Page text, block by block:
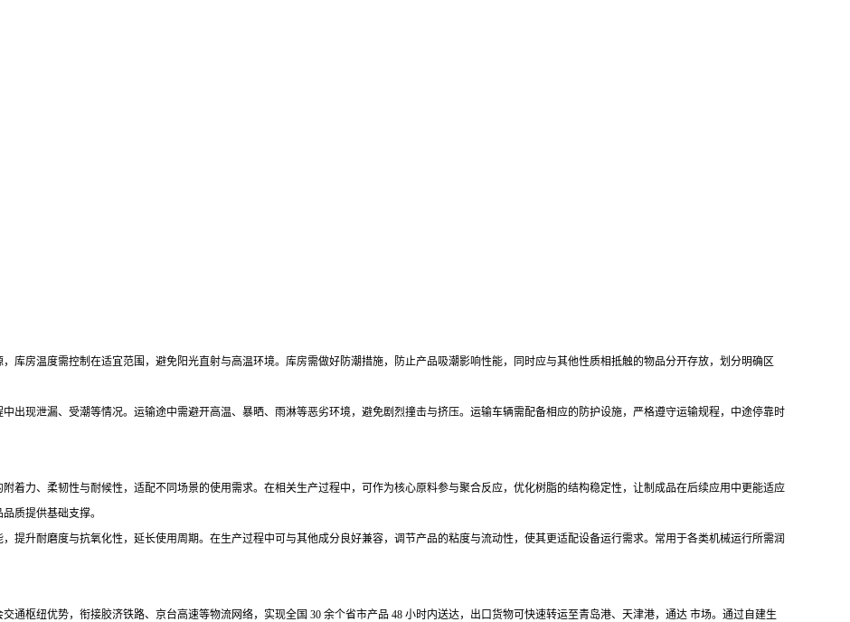
库房温度需控制在适宜范围，避免阳光直射与高温环境。库房需做好防潮措施，防止产品吸潮影响性能，同时应与其他性质相抵触的物品分开存放，划分明确区
出现泄漏、受潮等情况。运输途中需避开高温、暴晒、雨淋等恶劣环境，避免剧烈撞击与挤压。运输车辆需配备相应的防护设施，严格遵守运输规程，中途停靠时
着力、柔韧性与耐候性，适配不同场景的使用需求。在相关生产过程中，可作为核心原料参与聚合反应，优化树脂的结构稳定性，让制成品在后续应用中更能适应
质提供基础支撑。
提升耐磨度与抗氧化性，延长使用周期。在生产过程中可与其他成分良好兼容，调节产品的粘度与流动性，使其更适配设备运行需求。常用于各类机械运行所需润
通枢纽优势，衔接胶济铁路、京台高速等物流网络，实现全国 30 余个省市产品 48 小时内送达，出口货物可快速转运至青岛港、天津港，通达 市场。通过自建生